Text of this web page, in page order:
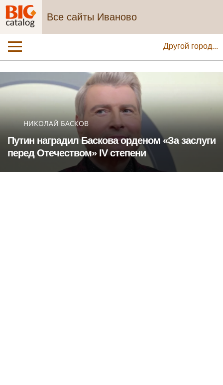
Все сайты Иваново
Другой город...
НИКОЛАЙ БАСКОВ
Путин наградил Баскова орденом «За заслуги
перед Отечеством» IV степени